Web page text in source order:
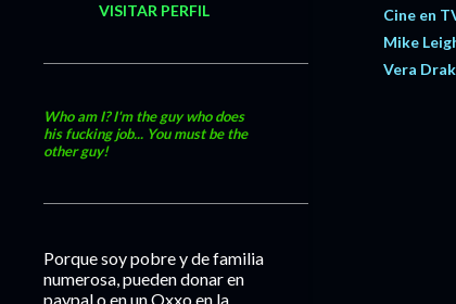
Cine en
Mike
Vera
VISITAR PERFIL
Who am I? I'm the guy who does
his fucking job... You must be the
other guy!
Porque soy pobre y de familia
numerosa, pueden donar en
paypal o en un Oxxo en la